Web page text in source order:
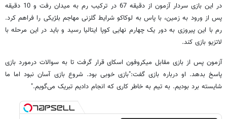
در این بازی سردار آزمون از دقیقه 67 در ترکیب رم به میدان رفت و 10 دقیقه
پس از ورود به زمین، با پاس به لوکاکو شرایط گلزنی مهاجم بلژیکی را فراهم کرد.
رم با این پیروزی به دور یک چهارم نهایی کوپا ایتالیا رسید و باید در این مرحله با
لاتزیو بازی کند.
آزمون پس از بازی مقابل میکروفون اسکای قرار گرفت تا به سوالات درمورد بازی
پاسخ بدهد. او درباره بازی گفت:"بازی خوبی بود. شروع بازی آسان نبود اما ما
شایسته برد بودیم. به تیم به خاطر کاری که انجام دادیم تبریک می‌گویم."